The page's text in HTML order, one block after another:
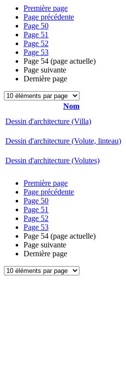
Première page
Page précédente
Page 50
Page 51
Page 52
Page 53
Page 54 (page actuelle)
Page suivante
Dernière page
Nom
Dessin d'architecture (Villa)
Dessin d'architecture (Volute, linteau)
Dessin d'architecture (Volutes)
Première page
Page précédente
Page 50
Page 51
Page 52
Page 53
Page 54 (page actuelle)
Page suivante
Dernière page